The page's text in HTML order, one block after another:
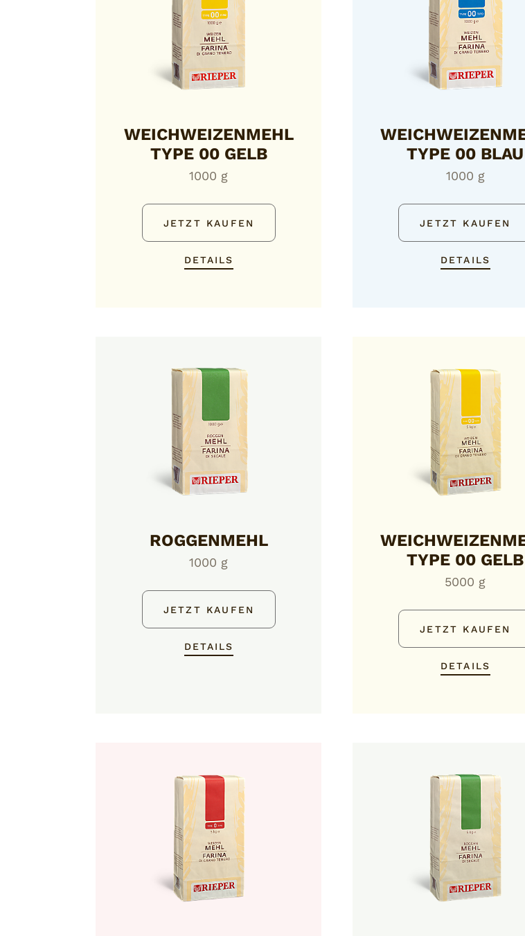
WEICHWEIZENMEHL
TYPE 00 GELB
1000 g
JETZT KAUFEN
DETAILS
TYPE 00 BLAU
1000 g
JETZT KAUFEN
DETAILS
ROGGENMEHL
1000 g
JETZT KAUFEN
DETAILS
TYPE 00 GELB
5000 g
JETZT KAUFEN
DETAILS